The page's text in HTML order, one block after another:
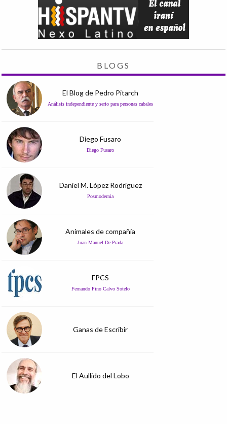
BLOGS
El Blog de Pedro Pitarch
Análisis independiente y serio para personas cabales
Diego Fusaro
Diego Fusaro
Daniel M. López Rodríguez
Posmodernia
Animales de compañía
Juan Manuel De Prada
FPCS
Fernando Pino Calvo Sotelo
Ganas de Escribir
El Aullido del Lobo